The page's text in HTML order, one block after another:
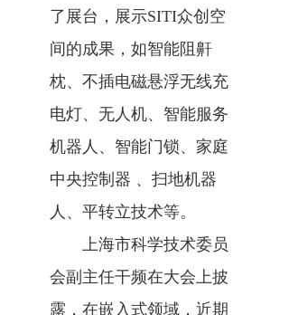
了展台，展示SITI众创空
间的成果，如智能阻鼾
枕、不插电磁悬浮无线充
电灯、无人机、智能服务
机器人、智能门锁、家庭
中央控制器 、扫地机器
人、平转立技术等。
上海市科学技术委员
会副主任干频在大会上披
露，在嵌入式领域，近期